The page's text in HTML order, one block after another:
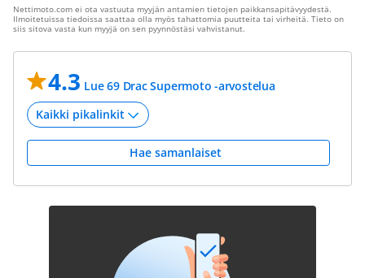
Nettimoto.com ei ota vastuuta myyjän antamien tietojen paikkansapitävyydestä.
Ilmoitetuissa tiedoissa saattaa olla myös tahattomia puutteita tai virheitä. Tieto on
siis sitova vasta kun myyjä on sen pyynnöstäsi vahvistanut.
4.3 Lue 69 Drac Supermoto -arvostelua
Hae samanlaiset